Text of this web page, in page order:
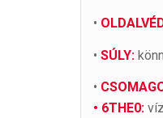
•
• SÚLY:
•
• 6THE0: